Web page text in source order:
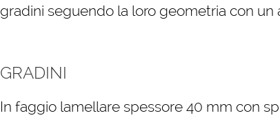
gradini seguendo la loro geometria con un
GRADINI
In faggio lamellare spessore 40 mm con